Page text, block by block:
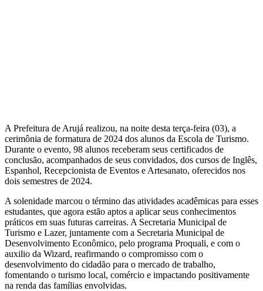
A Prefeitura de Arujá realizou, na noite desta terça-feira (03), a
cerimônia de formatura de 2024 dos alunos da Escola de Turismo.
Durante o evento, 98 alunos receberam seus certificados de
conclusão, acompanhados de seus convidados, dos cursos de Inglês,
Espanhol, Recepcionista de Eventos e Artesanato, oferecidos nos
dois semestres de 2024.
A solenidade marcou o término das atividades acadêmicas para esses
estudantes, que agora estão aptos a aplicar seus conhecimentos
práticos em suas futuras carreiras. A Secretaria Municipal de
Turismo e Lazer, juntamente com a Secretaria Municipal de
Desenvolvimento Econômico, pelo programa Proquali, e com o
auxilio da Wizard, reafirmando o compromisso com o
desenvolvimento do cidadão para o mercado de trabalho,
fomentando o turismo local, comércio e impactando positivamente
na renda das famílias envolvidas.